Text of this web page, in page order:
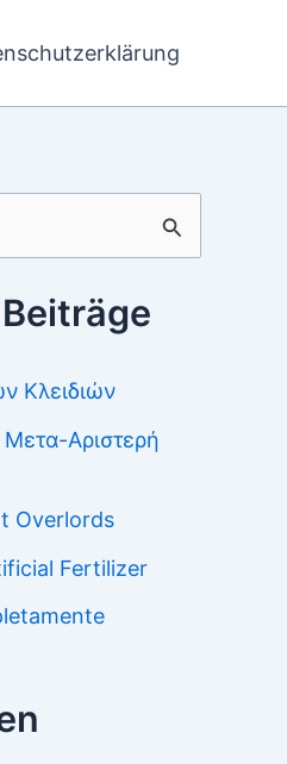
Κλειδιών
Μετα-Αριστερή
Overlords
Fertilizer